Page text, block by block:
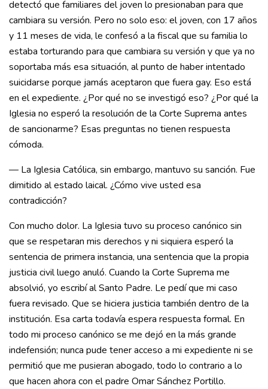
detectó que familiares del joven lo presionaban para que
cambiara su versión. Pero no solo eso: el joven, con 17 años
y 11 meses de vida, le confesó a la fiscal que su familia lo
estaba torturando para que cambiara su versión y que ya no
soportaba más esa situación, al punto de haber intentado
suicidarse porque jamás aceptaron que fuera gay. Eso está
en el expediente. ¿Por qué no se investigó eso? ¿Por qué la
Iglesia no esperó la resolución de la Corte Suprema antes
de sancionarme? Esas preguntas no tienen respuesta
cómoda.
— La Iglesia Católica, sin embargo, mantuvo su sanción. Fue
dimitido al estado laical. ¿Cómo vive usted esa
contradicción?
Con mucho dolor. La Iglesia tuvo su proceso canónico sin
que se respetaran mis derechos y ni siquiera esperó la
sentencia de primera instancia, una sentencia que la propia
justicia civil luego anuló. Cuando la Corte Suprema me
absolvió, yo escribí al Santo Padre. Le pedí que mi caso
fuera revisado. Que se hiciera justicia también dentro de la
institución. Esa carta todavía espera respuesta formal. En
todo mi proceso canónico se me dejó en la más grande
indefensión; nunca pude tener acceso a mi expediente ni se
permitió que me pusieran abogado, todo lo contrario a lo
que hacen ahora con el padre Omar Sánchez Portillo.